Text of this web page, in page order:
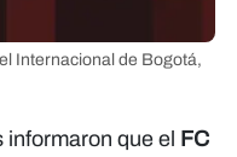
Internacional de Bogotá,
informaron que el FC